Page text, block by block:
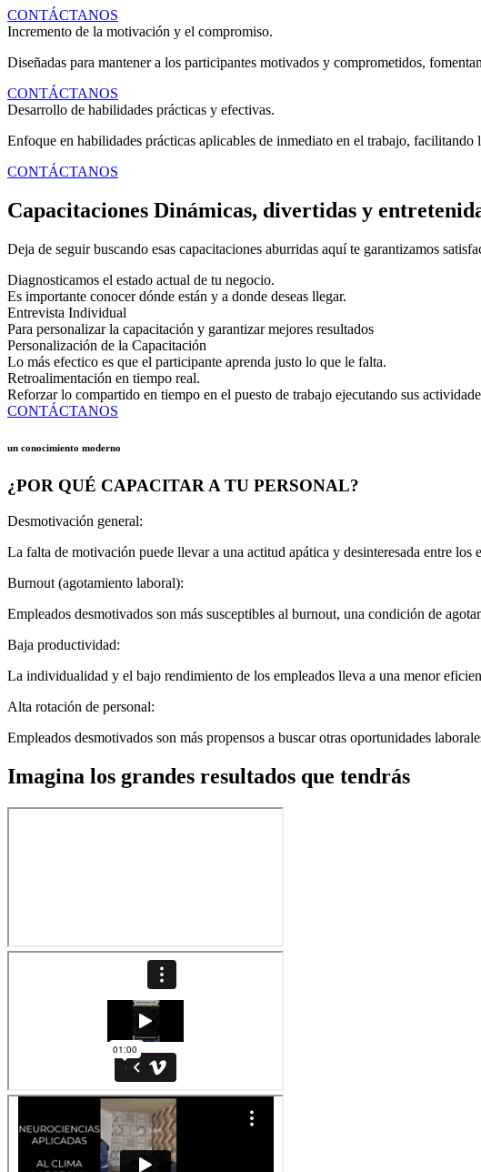
CONTÁCTANOS
Incremento de la motivación y el compromiso.
Diseñadas para mantener a los participantes motivados y comprometidos,
CONTÁCTANOS
Desarrollo de habilidades prácticas y efectivas.
Enfoque en habilidades prácticas aplicables de inmediato en el trabajo, facilitando
CONTÁCTANOS
Capacitaciones Dinámicas, divertidas y
Deja de seguir buscando esas capacitaciones aburridas aquí te garantizamos
Diagnosticamos el estado actual de tu negocio.
Es importante conocer dónde están y a donde deseas llegar.
Entrevista Individual
Para personalizar la capacitación y garantizar mejores resultados
Personalización de la Capacitación
Lo más efectico es que el participante aprenda justo lo que le falta.
Retroalimentación en tiempo real.
Reforzar lo compartido en tiempo en el puesto de trabajo ejecutando sus
CONTÁCTANOS
un conocimiento moderno
¿POR QUÉ CAPACITAR A TU PERSONAL?
Desmotivación general:
La falta de motivación puede llevar a una actitud apática y desinteresada entre
Burnout (agotamiento laboral):
Empleados desmotivados son más susceptibles al burnout, una condición de
Baja productividad:
La individualidad y el bajo rendimiento de los empleados lleva a una menor
Alta rotación de personal:
Empleados desmotivados son más propensos a buscar otras oportunidades
Imagina los grandes resultados que tendrás